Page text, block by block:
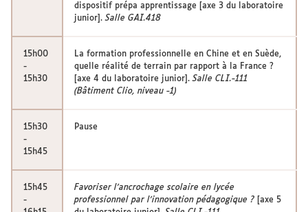
dispositif prépa apprentissage [axe 3 du laboratoire
junior].Salle GAI.418
15h00
-
15h30
La formation professionnelle en Chine et en Suède,
quelle réalité de terrain par rapport à la France ?
[axe 4 du laboratoire junior].Salle CLI.-111
(Bâtiment Clio, niveau -1)
15h30
-
15h45
Pause
15h45
-
Favoriser l'ancrochage scolaire en lycée
professionnel par l'innovation pédagogique ? [axe 5